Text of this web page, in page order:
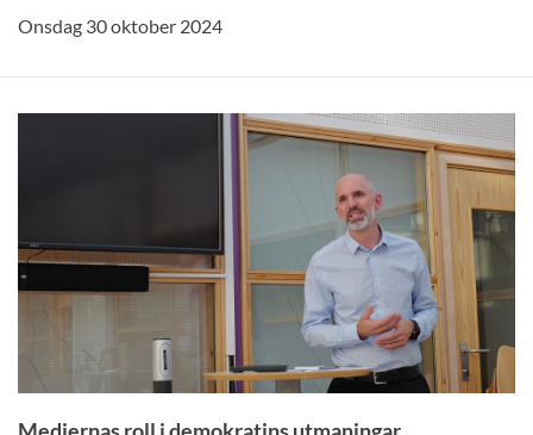
Onsdag 30 oktober 2024